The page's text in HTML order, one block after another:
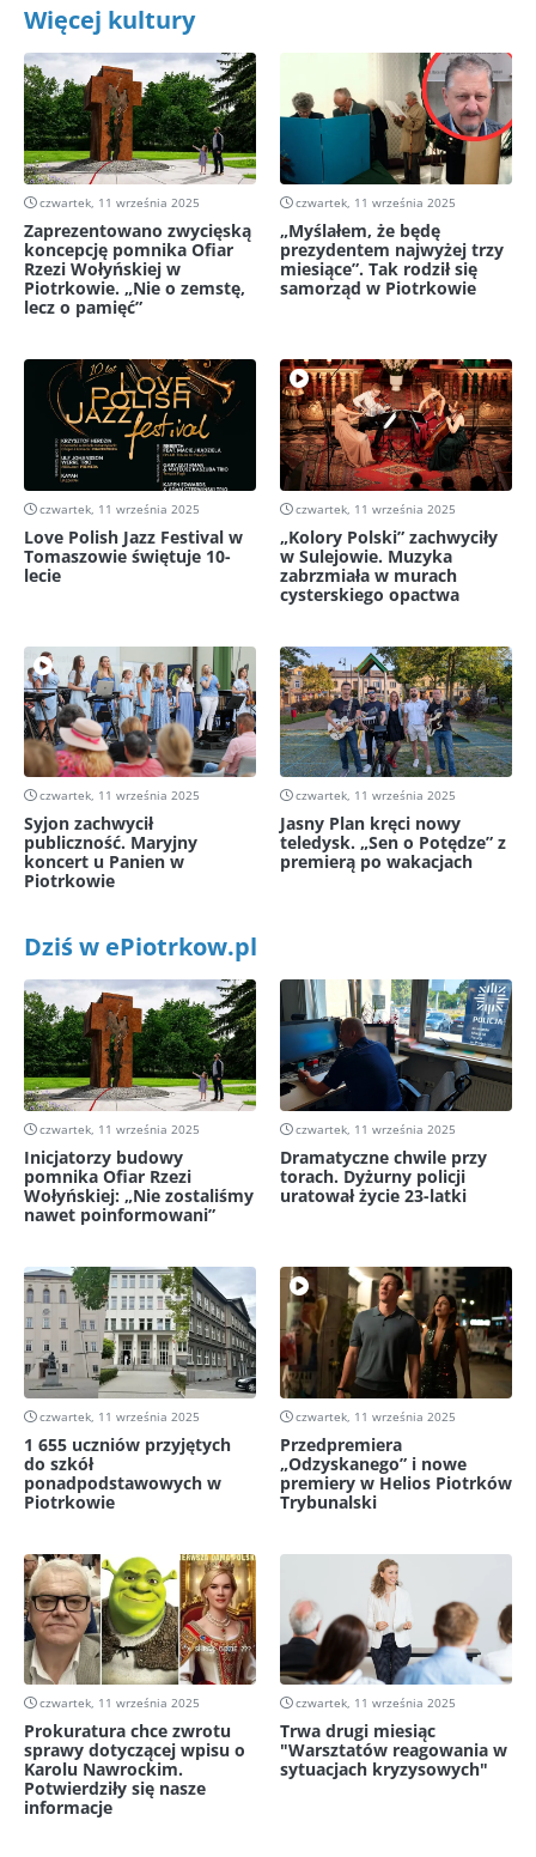
Więcej kultury
czwartek, 11 września 2025
Zaprezentowano zwycięską
koncepcję pomnika Ofiar
Rzezi Wołyńskiej w
Piotrkowie. „Nie o zemstę,
lecz o pamięć”
czwartek, 11 września 2025
„Myślałem, że będę
prezydentem najwyżej trzy
miesiące”. Tak rodził się
samorząd w Piotrkowie
czwartek, 11 września 2025
Love Polish Jazz Festival w
Tomaszowie świętuje 10-
lecie
czwartek, 11 września 2025
„Kolory Polski” zachwyciły
w Sulejowie. Muzyka
zabrzmiała w murach
cysterskiego opactwa
czwartek, 11 września 2025
Syjon zachwycił
publiczność. Maryjny
koncert u Panien w
Piotrkowie
czwartek, 11 września 2025
Jasny Plan kręci nowy
teledysk. „Sen o Potędze” z
premierą po wakacjach
Dziś w ePiotrkow.pl
czwartek, 11 września 2025
Inicjatorzy budowy
pomnika Ofiar Rzezi
Wołyńskiej: „Nie zostaliśmy
nawet poinformowani”
czwartek, 11 września 2025
Dramatyczne chwile przy
torach. Dyżurny policji
uratował życie 23-latki
czwartek, 11 września 2025
1 655 uczniów przyjętych
do szkół
ponadpodstawowych w
Piotrkowie
czwartek, 11 września 2025
Przedpremiera
„Odzyskanego” i nowe
premiery w Helios Piotrków
Trybunalski
czwartek, 11 września 2025
Prokuratura chce zwrotu
sprawy dotyczącej wpisu o
Karolu Nawrockim.
Potwierdziły się nasze
informacje
czwartek, 11 września 2025
Trwa drugi miesiąc
"Warsztatów reagowania w
sytuacjach kryzysowych"